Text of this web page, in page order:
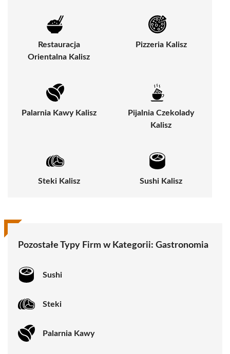
Restauracja
Orientalna Kalisz
Pizzeria Kalisz
Palarnia Kawy Kalisz
Pijalnia Czekolady
Kalisz
Steki Kalisz Sushi Kalisz
Pozostałe Typy Firm w Kategorii: Gastronomia
Sushi
Steki
Palarnia Kawy